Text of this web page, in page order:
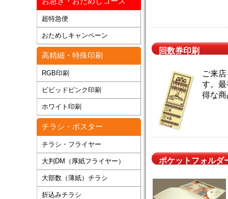
回数券印刷
ご来
す。
得な
ポケットフォルダ
超特急便
おためしキャンペーン
高精細・特殊印刷
RGB印刷
ビビッドピンク印刷
ホワイト印刷
チラシ・ポスター
チラシ・フライヤー
大判DM（厚紙フライヤー）
大部数（薄紙）チラシ
折込みチラシ